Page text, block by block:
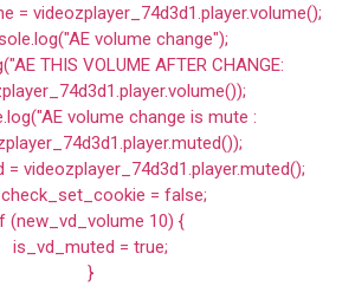
= videozplayer_74d3d1.player.volume();
volume change");
THIS VOLUME AFTER CHANGE:
volume change is mute :
videozplayer_74d3d1.player.muted();
= false;
(new_vd_volume 10) {
is_vd_muted = true;
}